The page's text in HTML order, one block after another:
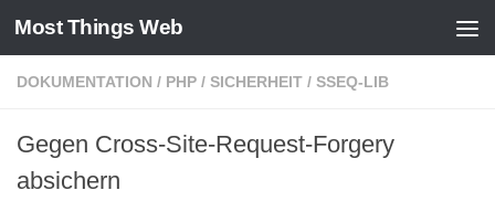
Zum Inhalt springen
Most Things Web
DOKUMENTATION / PHP / SICHERHEIT / SSEQ-LIB
Gegen Cross-Site-Request-Forgery
absichern